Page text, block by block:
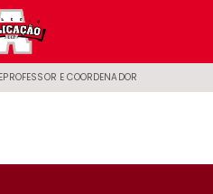
PROFESSOR E COORDENADOR